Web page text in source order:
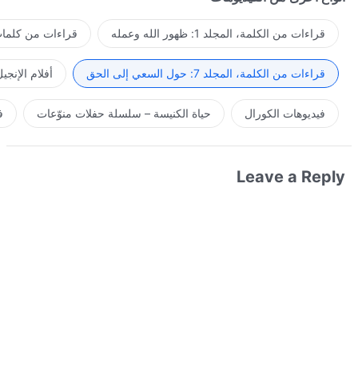
قراءات من الكلمة، المجلد 1: ظهور الله وعمله قراءات من
قراءات من الكلمة، المجلد 7: حول السعي إلى الحق أفلام
فيديوهات الكورال حياة الكنيسة – سلسلة حفلات منوّعات
Leave a Reply